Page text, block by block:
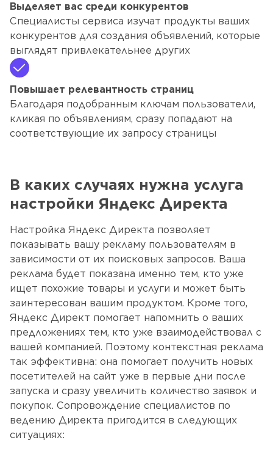
Выделяет вас среди конкурентов
Специалисты сервиса изучат продукты ваших
конкурентов для создания объявлений, которые
выглядят привлекательнее других
Повышает релевантность страниц
Благодаря подобранным ключам пользователи,
кликая по объявлениям, сразу попадают на
соответствующие их запросу страницы
В каких случаях нужна услуга
настройки Яндекс Директа
Настройка Яндекс Директа позволяет
показывать вашу рекламу пользователям в
зависимости от их поисковых запросов. Ваша
реклама будет показана именно тем, кто уже
ищет похожие товары и услуги и может быть
заинтересован вашим продуктом. Кроме того,
Яндекс Директ помогает напомнить о ваших
предложениях тем, кто уже взаимодействовал с
вашей компанией. Поэтому контекстная реклама
так эффективна: она помогает получить новых
посетителей на сайт уже в первые дни после
запуска и сразу увеличить количество заявок и
покупок. Сопровождение специалистов по
ведению Директа пригодится в следующих
ситуациях: